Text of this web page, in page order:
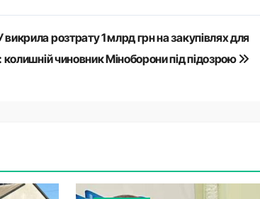
розтрату 1 млрд грн на закупівлях для
чиновник Міноборони під підозрою